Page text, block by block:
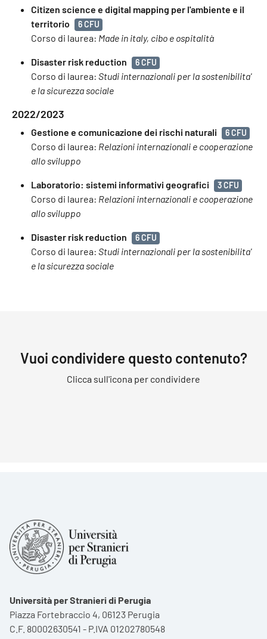
Citizen science e digital mapping per l'ambiente e il
territorio
6 CFU
Corso di laurea: Made in italy, cibo e ospitalità
Disaster risk reduction 6 CFU
Corso di laurea: Studi internazionali per la sostenibilita'
e la sicurezza sociale
2022/2023
Gestione e comunicazione dei rischi naturali 6 CFU
Corso di laurea: Relazioni internazionali e cooperazione
allo sviluppo
Laboratorio: sistemi informativi geografici 3 CFU
Corso di laurea: Relazioni internazionali e cooperazione
allo sviluppo
Disaster risk reduction 6 CFU
Corso di laurea: Studi internazionali per la sostenibilita'
e la sicurezza sociale
Vuoi condividere questo contenuto?
Clicca sull'icona per condividere
Università per Stranieri di Perugia
Piazza Fortebraccio 4, 06123 Perugia
C.F. 80002630541 - P.IVA 01202780548